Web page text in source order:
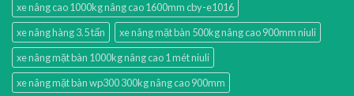
xe nâng cao 1000kg nâng cao 1600mm cby-e1016
xe nâng hàng 3.5 tấn
xe nâng mặt bàn 500kg nâng cao 900mm niuli
xe nâng mặt bàn 1000kg nâng cao 1 mét niuli
xe nâng mặt bàn wp300 300kg nâng cao 900mm